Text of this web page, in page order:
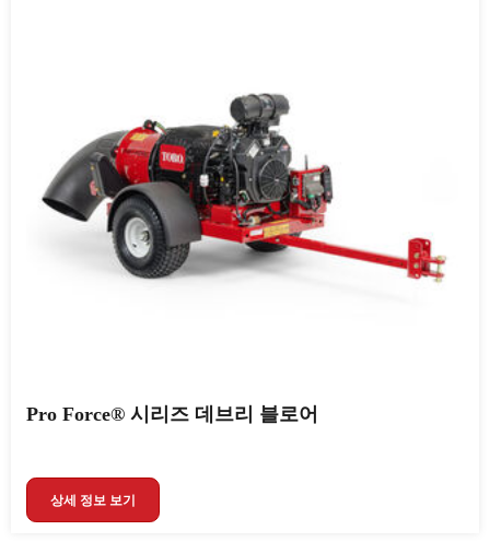
Pro Force® 시리즈 데브리 블로어
상세 정보 보기